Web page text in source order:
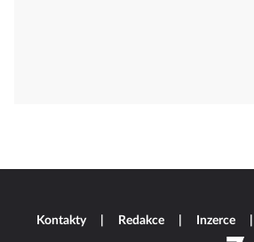
Kontakty Redakce Inzerce